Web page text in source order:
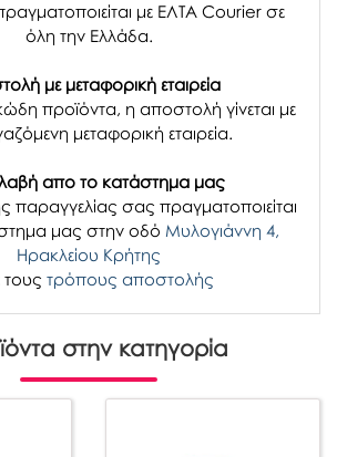
με ΕΛΤΑ Courier σε
όλη την Ελλάδα.
με μεταφορική εταιρεία
προϊόντα, η αποστολή γίνεται με
μεταφορική εταιρεία.
απο το κατάστημα μας
παραγγελίας σας πραγματοποιείται
μας στην οδό Μυλογιάννη 4,
Ηρακλείου Κρήτης
τους τρόπους αποστολής
στην κατηγορία